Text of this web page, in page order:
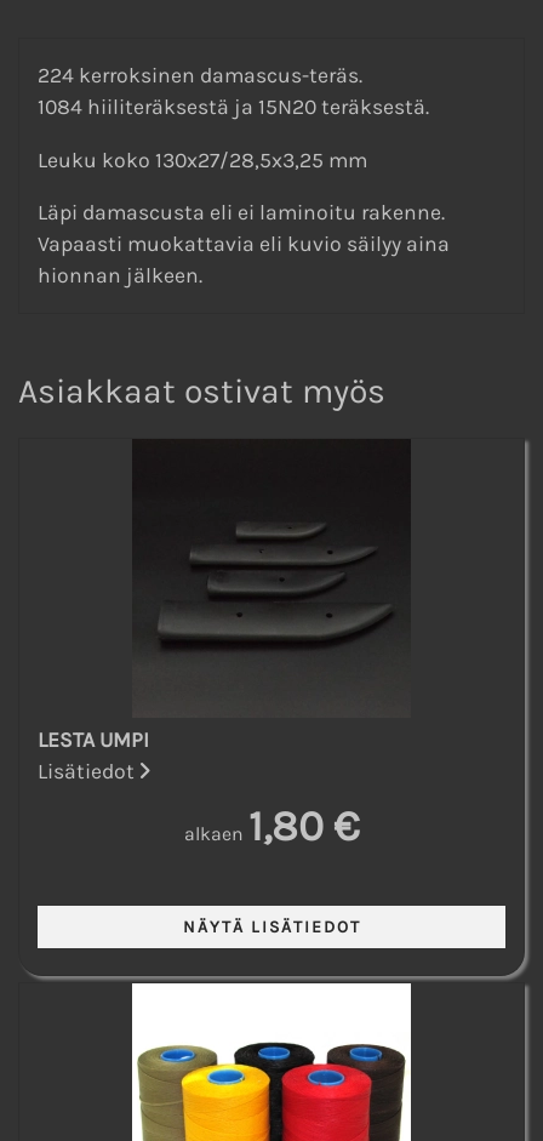
224 kerroksinen damascus-teräs.
1084 hiiliteräksestä ja 15N20 teräksestä.
Leuku koko 130x27/28,5x3,25 mm
Läpi damascusta eli ei laminoitu rakenne.
Vapaasti muokattavia eli kuvio säilyy aina
hionnan jälkeen.
Asiakkaat ostivat myös
LESTA UMPI
Lisätiedot
alkaen 1,80 €